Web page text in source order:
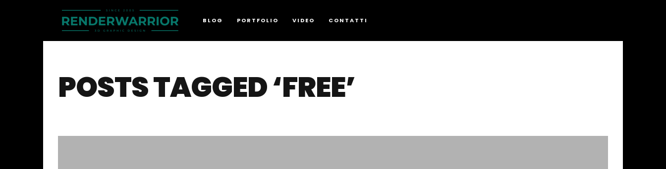
BLOG PORTFOLIO VIDEO CONTATTI
POSTS TAGGED ‘FREE’